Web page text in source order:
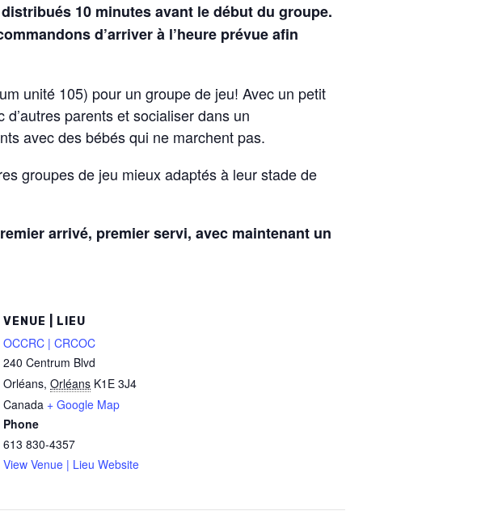
10 minutes avant le début du groupe.
d’arriver à l’heure prévue afin
unité 105) pour un groupe de jeu! Avec un petit
parents et socialiser dans un
avec des bébés qui ne marchent pas.
groupes de jeu mieux adaptés à leur stade de
arrivé, premier servi, avec maintenant un
VENUE | LIEU
OCCRC | CRCOC
240 Centrum Blvd
Orléans, Orléans K1E 3J4
Canada + Google Map
Phone
613 830-4357
View Venue | Lieu Website